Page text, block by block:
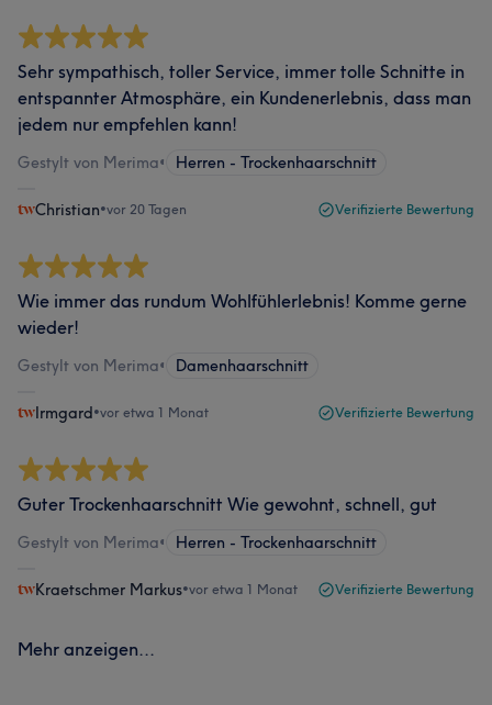
Sehr sympathisch, toller Service, immer tolle Schnitte in
entspannter Atmosphäre, ein Kundenerlebnis, dass man
jedem nur empfehlen kann!
Gestylt von Merima• Herren - Trockenhaarschnitt
Christian•vor 20 Tagen Verifizierte Bewertung
Wie immer das rundum Wohlfühlerlebnis! Komme gerne
wieder!
Gestylt von Merima• Damenhaarschnitt
Irmgard•vor etwa 1 Monat Verifizierte Bewertung
Guter Trockenhaarschnitt Wie gewohnt, schnell, gut
Gestylt von Merima• Herren - Trockenhaarschnitt
Kraetschmer Markus•vor etwa 1 Monat Verifizierte Bewertung
Mehr anzeigen...